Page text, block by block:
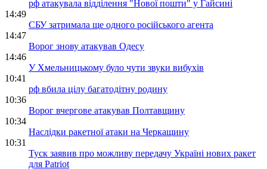
рф атакувала відділення "Нової пошти" у Гайсині
14:49
СБУ затримала ще одного російського агента
14:47
Ворог знову атакував Одесу
14:46
У Хмельницькому було чути звуки вибухів
10:41
рф вбила цілу багатодітну родину
10:36
Ворог вчергове атакував Полтавщину
10:34
Наслідки ракетної атаки на Черкащину
10:31
Туск заявив про можливу передачу Україні нових ракет
для Patriot